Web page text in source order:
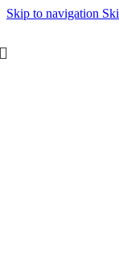
Skip to navigation